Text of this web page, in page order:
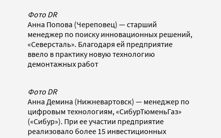
Фото DR
Анна Попова (Череповец) — старший
менеджер по поиску инновационных решений,
«Северсталь». Благодаря ей предприятие
ввело в практику новую технологию
демонтажных работ
Фото DR
Анна Демина (Нижневартовск) — менеджер по
цифровым технологиям, «СибурТюменьГаз»
(«Сибур»). При ее участии предприятие
реализовало более 15 инвестиционных